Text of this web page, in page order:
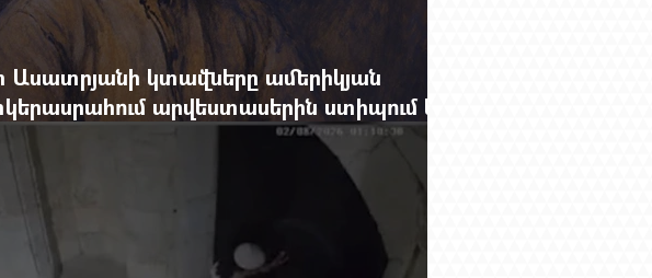
Ասատրյանի կտավները ամերիկյան
արվեստասերին ստիպում են